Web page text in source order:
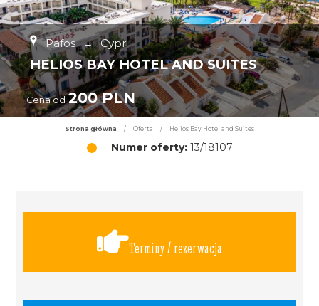
Pafos → Cypr
HELIOS BAY HOTEL AND SUITES
Cena od 200 PLN
Strona główna / Oferta / Helios Bay Hotel and Suites
Numer oferty:13/18107
Terminy / rezerwacja